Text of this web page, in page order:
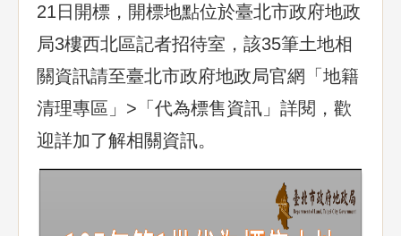
21日開標，開標地點位於臺北市政府地政
局3樓西北區記者招待室，該35筆土地相
關資訊請至臺北市政府地政局官網 「地籍
清理專區」>「代為標售資訊」 詳閱，歡
迎詳加了解相關資訊。